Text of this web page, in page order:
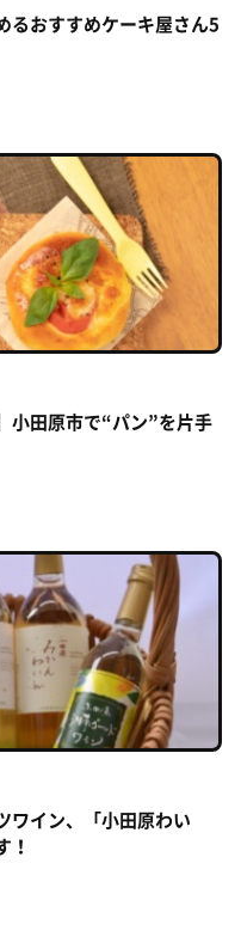
るおすすめケーキ屋さん5
小田原市で“パン”を片手
ワイン、「小田原わい
！